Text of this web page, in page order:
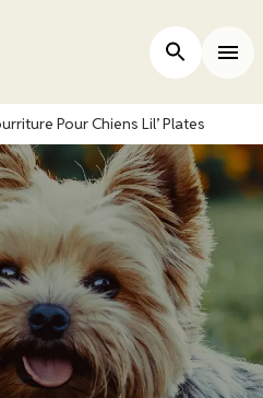
Open Site
Pour Chiens Lil’ Plates